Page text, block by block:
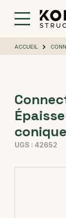
ACCUEIL
UGS : 42652